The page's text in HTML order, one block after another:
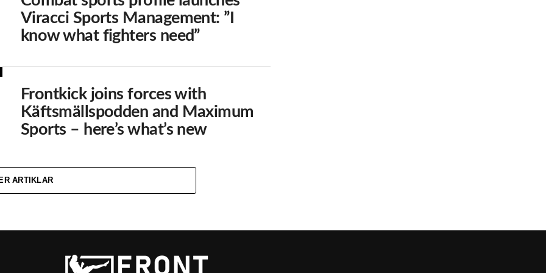
Viracci Sports Management: ”I
know what fighters need”
Frontkick joins forces with
Käftsmällspodden and Maximum
Sports – here’s what’s new
ARTIKLAR